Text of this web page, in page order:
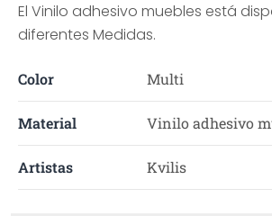
El Vinilo adhesivo muebles está
diferentes Medidas.
Color Multi
Material Vinilo adhesivo
Artistas Kvilis